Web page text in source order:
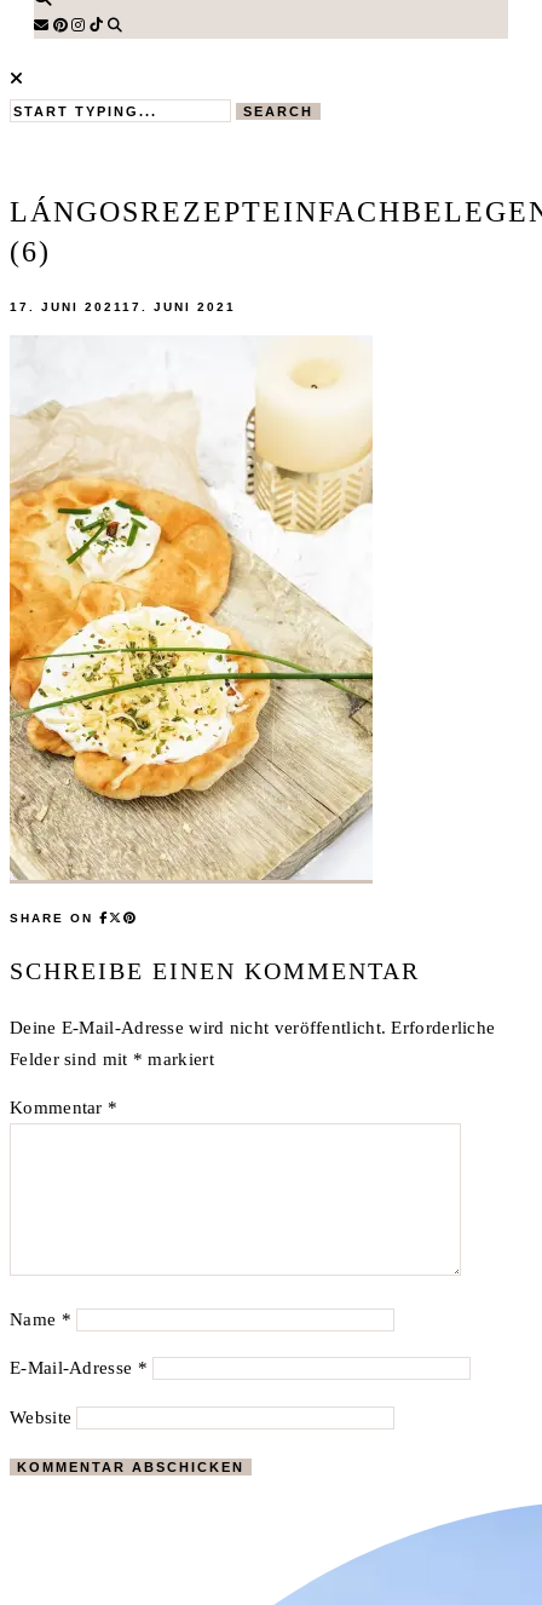
SEARCH
(6)
17. JUNI 2021 17. JUNI 2021
SHARE ON
SCHREIBE EINEN KOMMENTAR
Deine E-Mail-Adresse wird nicht veröffentlicht. Erforderliche
Felder sind mit * markiert
Kommentar *
Name *
E-Mail-Adresse *
Website